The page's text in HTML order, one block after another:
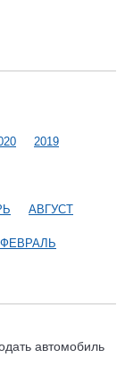
2019
АВГУСТ
ФЕВРАЛЬ
автомобиль